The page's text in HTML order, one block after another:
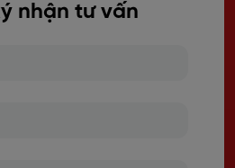
nhận tư vấn